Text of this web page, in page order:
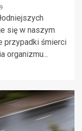
się w naszym
przypadki śmierci
organizmu...